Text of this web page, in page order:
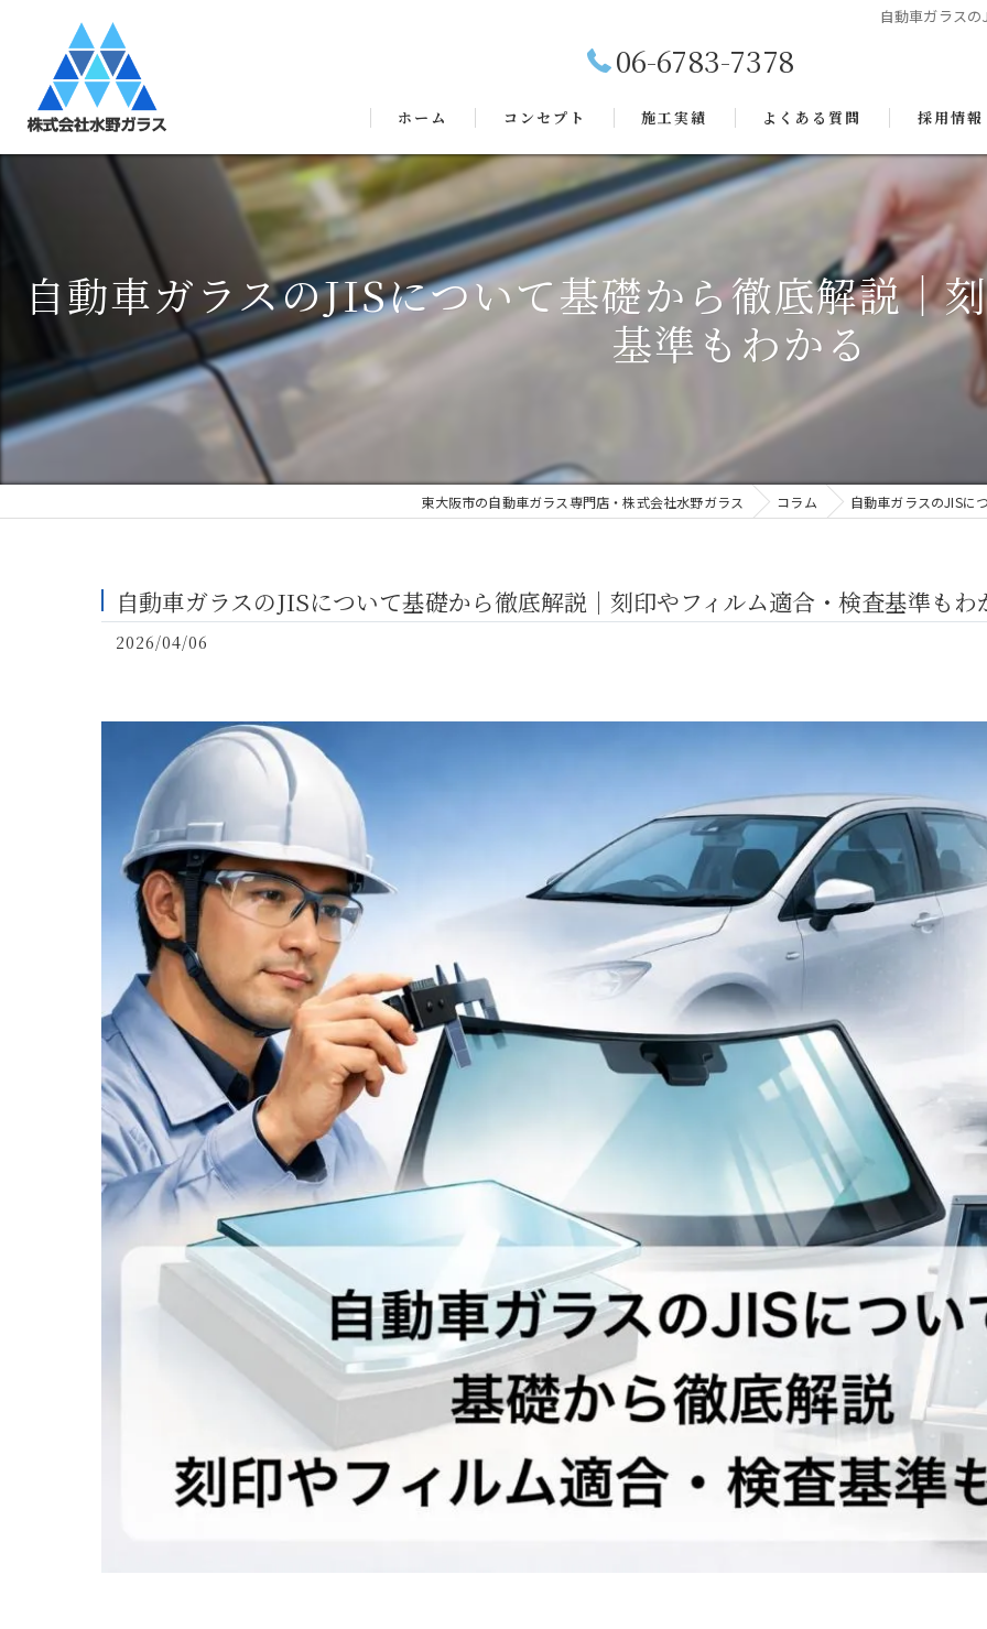
自動車ガラス
06-6783-7378
ホーム コンセプト 施工実績 よくある質問 採用情報
自動車ガラスのJISについて基礎から徹底解説｜
基準もわかる
東大阪市の自動車ガラス専門店・株式会社水野ガラス コラム 自動車ガラスのJISに
自動車ガラスのJISについて基礎から徹底解説｜刻印やフィルム適合・検査基準もわ
2026/04/06